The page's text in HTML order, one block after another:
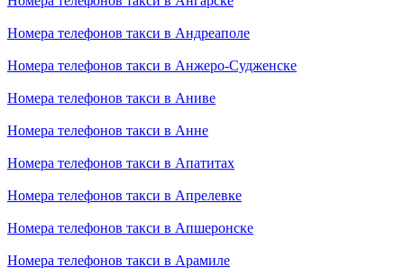
Номера телефонов такси в Андреаполе
Номера телефонов такси в Анжеро-Судженске
Номера телефонов такси в Аниве
Номера телефонов такси в Анне
Номера телефонов такси в Апатитах
Номера телефонов такси в Апрелевке
Номера телефонов такси в Апшеронске
Номера телефонов такси в Арамиле